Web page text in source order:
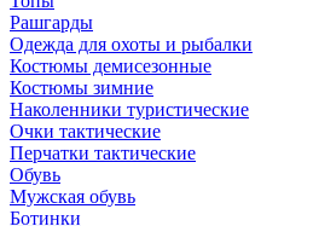
Рашгарды
Одежда для охоты и рыбалки
Костюмы демисезонные
Костюмы зимние
Наколенники туристические
Очки тактические
Перчатки тактические
Обувь
Мужская обувь
Ботинки